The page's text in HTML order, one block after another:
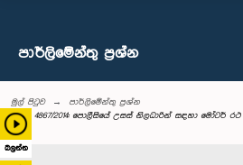
බලන්න
පාර්ලි‌මේන්තු‌ ප්‍රශ්න
මුල් පිටුව
පාර්ලි‌මේන්තු‌ ප්‍රශ්න
4867/2014: පොලීසියේ උසස් නිලධාරින් සඳහා මෝටර්